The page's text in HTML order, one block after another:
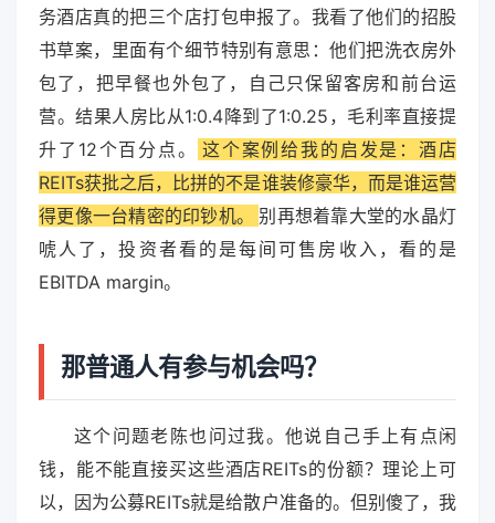
务酒店真的把三个店打包申报了。我看了他们的招股
书草案，里面有个细节特别有意思：他们把洗衣房外
包了，把早餐也外包了，自己只保留客房和前台运
营。结果人房比从1:0.4降到了1:0.25，毛利率直接提
升了12个百分点。
这个案例给我的启发是：酒店
REITs获批之后，比拼的不是谁装修豪华，而是谁运营
得更像一台精密的印钞机。
别再想着靠大堂的水晶灯
唬人了，投资者看的是每间可售房收入，看的是
EBITDA margin。
那普通人有参与机会吗？
这个问题老陈也问过我。他说自己手上有点闲
钱，能不能直接买这些酒店REITs的份额？理论上可
以，因为公募REITs就是给散户准备的。但别傻了，我